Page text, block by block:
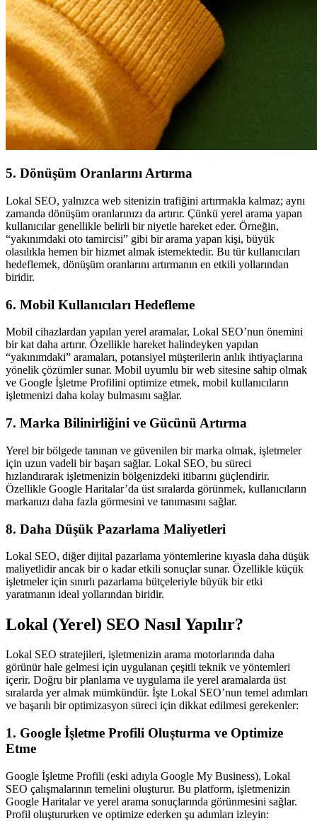
5. Dönüşüm Oranlarını Artırma
Lokal SEO, yalnızca web sitenizin trafiğini artırmakla kalmaz; aynı
zamanda dönüşüm oranlarınızı da artırır. Çünkü yerel arama yapan
kullanıcılar genellikle belirli bir niyetle hareket eder. Örneğin,
“yakınımdaki oto tamircisi” gibi bir arama yapan kişi, büyük
olasılıkla hemen bir hizmet almak istemektedir. Bu tür kullanıcıları
hedeflemek, dönüşüm oranlarını artırmanın en etkili yollarından
biridir.
6. Mobil Kullanıcıları Hedefleme
Mobil cihazlardan yapılan yerel aramalar, Lokal SEO’nun önemini
bir kat daha artırır. Özellikle hareket halindeyken yapılan
“yakınımdaki” aramaları, potansiyel müşterilerin anlık ihtiyaçlarına
yönelik çözümler sunar. Mobil uyumlu bir web sitesine sahip olmak
ve Google İşletme Profilini optimize etmek, mobil kullanıcıların
işletmenizi daha kolay bulmasını sağlar.
7. Marka Bilinirliğini ve Gücünü Artırma
Yerel bir bölgede tanınan ve güvenilen bir marka olmak, işletmeler
için uzun vadeli bir başarı sağlar. Lokal SEO, bu süreci
hızlandırarak işletmenizin bölgenizdeki itibarını güçlendirir.
Özellikle Google Haritalar’da üst sıralarda görünmek, kullanıcıların
markanızı daha fazla görmesini ve tanımasını sağlar.
8. Daha Düşük Pazarlama Maliyetleri
Lokal SEO, diğer dijital pazarlama yöntemlerine kıyasla daha düşük
maliyetlidir ancak bir o kadar etkili sonuçlar sunar. Özellikle küçük
işletmeler için sınırlı pazarlama bütçeleriyle büyük bir etki
yaratmanın ideal yollarından biridir.
Lokal (Yerel) SEO Nasıl Yapılır?
Lokal SEO stratejileri, işletmenizin arama motorlarında daha
görünür hale gelmesi için uygulanan çeşitli teknik ve yöntemleri
içerir. Doğru bir planlama ve uygulama ile yerel aramalarda üst
sıralarda yer almak mümkündür. İşte Lokal SEO’nun temel adımları
ve başarılı bir optimizasyon süreci için dikkat edilmesi gerekenler:
1. Google İşletme Profili Oluşturma ve Optimize
Etme
Google İşletme Profili (eski adıyla Google My Business), Lokal
SEO çalışmalarının temelini oluşturur. Bu platform, işletmenizin
Google Haritalar ve yerel arama sonuçlarında görünmesini sağlar.
Profil oluştururken ve optimize ederken şu adımları izleyin: